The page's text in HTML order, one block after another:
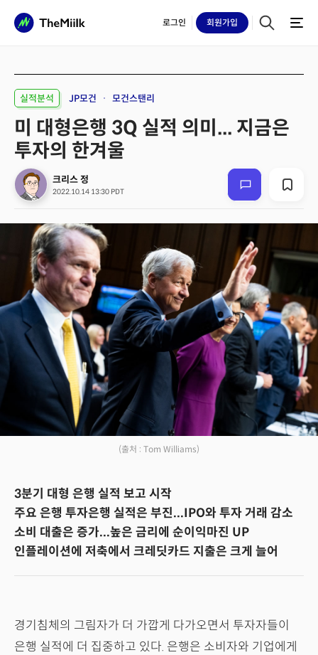
로그인 회원가입
실적분석 JP모건 모건스탠리
미 대형은행 3Q 실적 의미... 지금은
투자의 한겨울
크리스 정
2022.10.14 13:30 PDT
(출처 : Tom Williams)
3분기 대형 은행 실적 보고 시작
주요 은행 투자은행 실적은 부진...IPO와 투자 거래 감소
소비 대출은 증가...높은 금리에 순이익마진 UP
인플레이션에 저축에서 크레딧카드 지출은 크게 늘어
경기침체의 그림자가 더 가깝게 다가오면서 투자자들이
은행 실적에 더 집중하고 있다. 은행은 소비자와 기업에게